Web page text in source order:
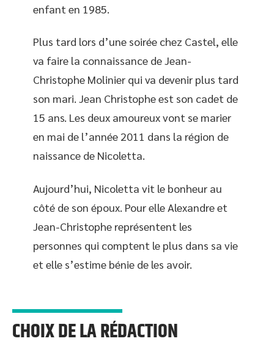
enfant en 1985.
Plus tard lors d’une soirée chez Castel, elle
va faire la connaissance de Jean-
Christophe Molinier qui va devenir plus tard
son mari. Jean Christophe est son cadet de
15 ans. Les deux amoureux vont se marier
en mai de l’année 2011 dans la région de
naissance de Nicoletta.
Aujourd’hui, Nicoletta vit le bonheur au
côté de son époux. Pour elle Alexandre et
Jean-Christophe représentent les
personnes qui comptent le plus dans sa vie
et elle s’estime bénie de les avoir.
CHOIX DE LA RÉDACTION